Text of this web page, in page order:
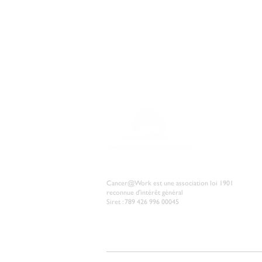
Cancer@Work est une association loi 1901
reconnue d'intérêt général
Siret : 789 426 996 00045